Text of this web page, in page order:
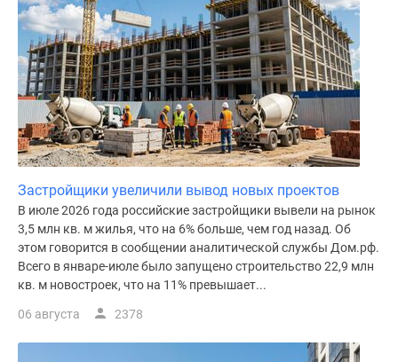
Застройщики увеличили вывод новых проектов
В июле 2026 года российские застройщики вывели на рынок
3,5 млн кв. м жилья, что на 6% больше, чем год назад. Об
этом говорится в сообщении аналитической службы Дом.рф.
Всего в январе-июле было запущено строительство 22,9 млн
кв. м новостроек, что на 11% превышает...
06 августа 2378